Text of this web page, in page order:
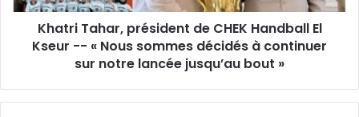
-
décidés
Khatri Tahar, président de CHEK Handball El
Kseur -- « Nous sommes décidés à continuer
sur notre lancée jusqu’au bout »